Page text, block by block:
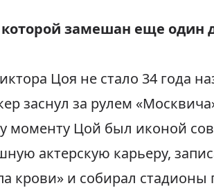
замешан еще один
Цоя не стало 34 года
заснул за рулем
моменту Цой был иконой
актерскую карьеру,
крови» и собирал стадионы